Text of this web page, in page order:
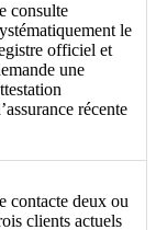
consulte
le
officiel et
une
récente
contacte deux ou
clients actuels